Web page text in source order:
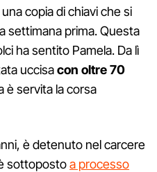
copia di chiavi che si
settimana prima. Questa
ha sentito Pamela. Da lì
uccisacon oltre 70
è servita la corsa
è detenuto nel carcere
sottopostoa processo